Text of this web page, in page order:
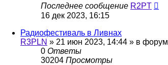
Последнее сообщение R2PT
16 дек 2023, 16:15
Радиофестиваль в Ливнах
R3PLN » 21 июн 2023, 14:44 » в
0 Ответы
30204 Просмотры